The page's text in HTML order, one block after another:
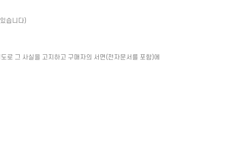
습니다)
로 그 사실을 고지하고 구매자의 서면(전자문서를 포함)에